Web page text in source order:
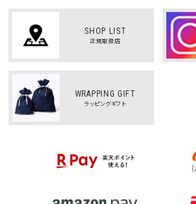
SHOP LIST
正規取扱店
WRAPPING GIFT
ラッピングギフト